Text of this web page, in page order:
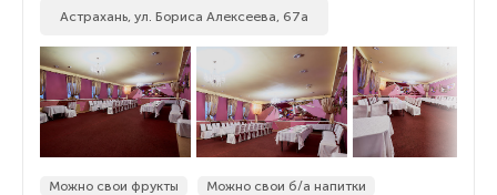
Астрахань, ул. Бориса Алексеева, 67а
Можно свои фрукты
Можно свои б/а напитки